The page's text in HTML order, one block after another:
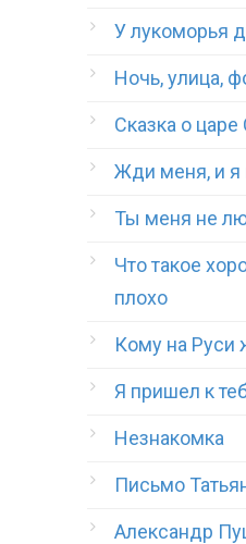
У лукоморья
Ночь, улица,
Сказка о царе
Жди меня, и я
Ты меня не
Что такое
плохо
Кому на Руси
Я пришел к
Незнакомка
Письмо
Александр